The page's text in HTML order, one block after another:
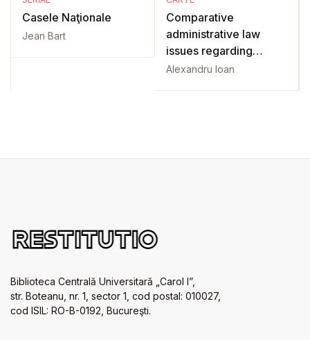
Casele Naţionale
Jean Bart
Comparative
administrative law
issues regarding
central and local
Alexandru Ioan
Biblioteca Centrală Universitară „Carol I”,
str. Boteanu, nr. 1, sector 1, cod postal: 010027,
cod ISIL: RO-B-0192, Bucureşti.